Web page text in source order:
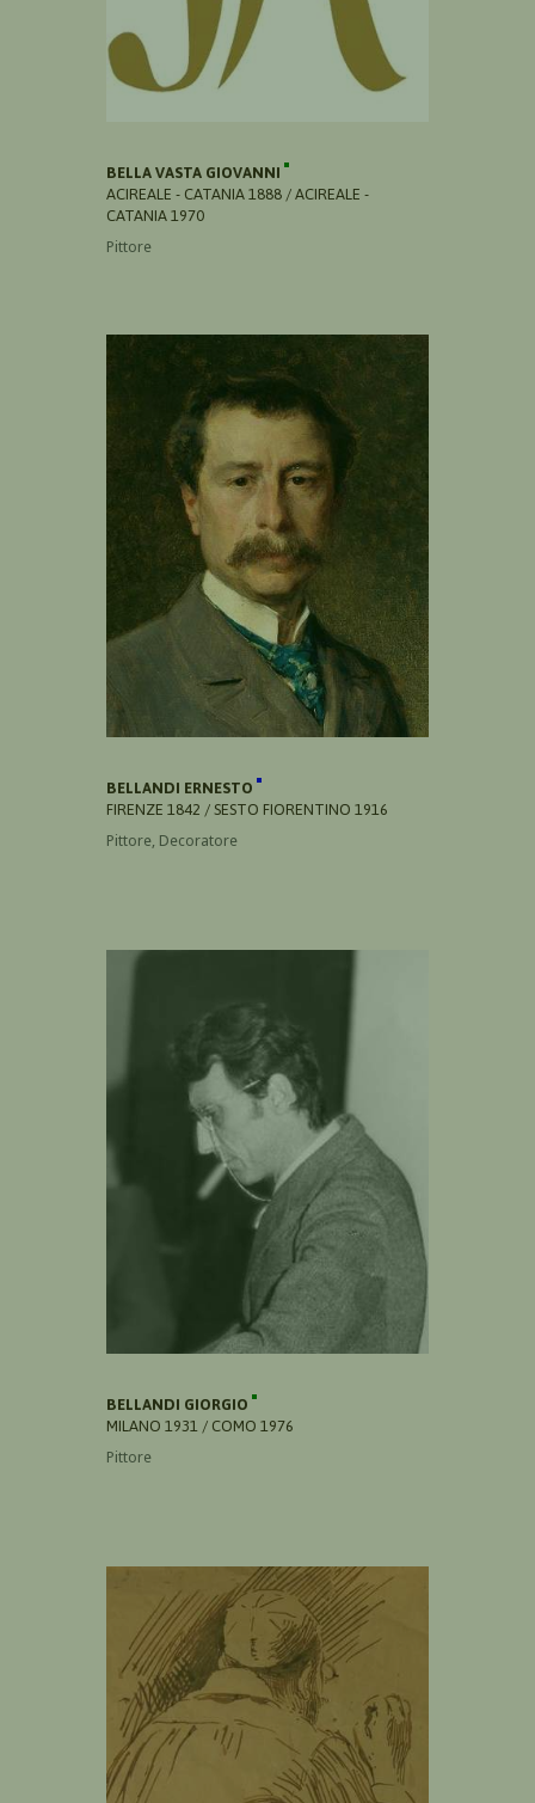
BELLA VASTA GIOVANNI
ACIREALE - CATANIA 1888 / ACIREALE -
CATANIA 1970
Pittore
BELLANDI ERNESTO
FIRENZE 1842 / SESTO FIORENTINO 1916
Pittore, Decoratore
BELLANDI GIORGIO
MILANO 1931 / COMO 1976
Pittore